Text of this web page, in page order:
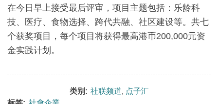
在今日早上接受最后评审，项目主题包括：乐龄科
技、医疗、食物选择、跨代共融、社区建设等。共七
个获奖项目，每个项目将获得最高港币200,000元资
金实践计划。
类别: 社联频道, 点子汇